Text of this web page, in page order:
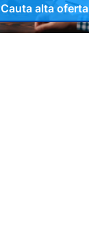
Cauta alta oferta